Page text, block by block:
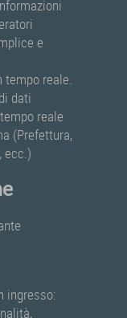
e
tempo reale.
dati
reale
(Prefettura,
ecc.)
ingresso: